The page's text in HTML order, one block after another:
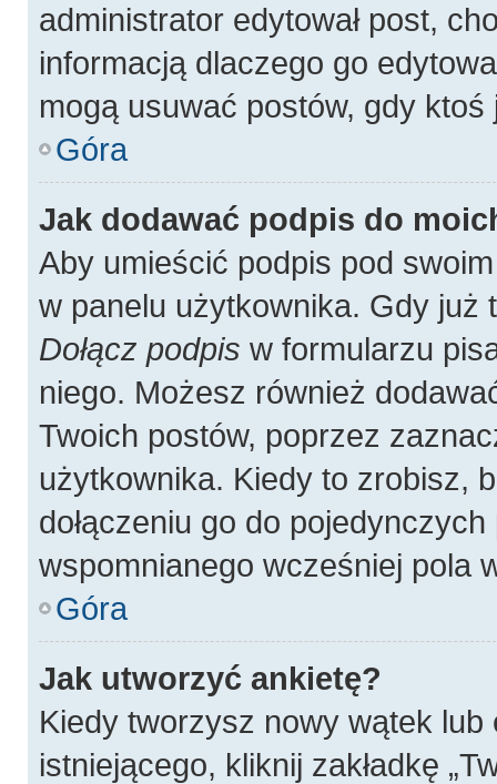
administrator edytował post,
informacją dlaczego go
mogą usuwać postów, gdy ktoś
Góra
Jak dodawać podpis do
Aby umieścić podpis pod
w panelu użytkownika. Gdy
Dołącz podpis w formularzu
niego. Możesz również
Twoich postów, poprzez
użytkownika. Kiedy to zrobisz,
dołączeniu go do
wspomnianego wcześniej pola
Góra
Jak utworzyć ankietę?
Kiedy tworzysz nowy wątek
istniejącego, kliknij zakładkę